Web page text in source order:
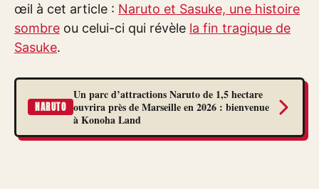
œil à cet article : Naruto et Sasuke, une histoire
sombre ou celui-ci qui révèle la fin tragique de
Sasuke.
NARUTO
Un parc d’attractions Naruto de 1,5 hectare
ouvrira près de Marseille en 2026 : bienvenue
à Konoha Land